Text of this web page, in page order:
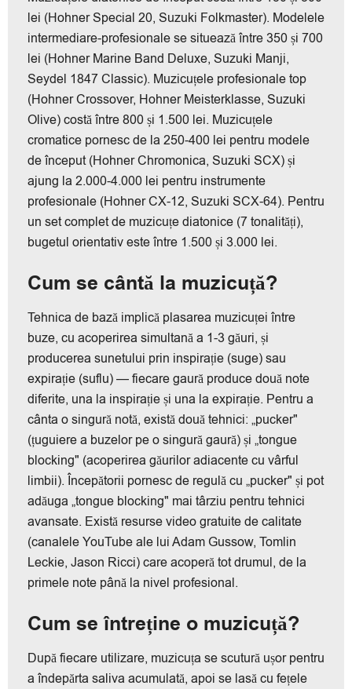
lei (Hohner Special 20, Suzuki Folkmaster). Modelele
intermediare-profesionale se situează între 350 și 700
lei (Hohner Marine Band Deluxe, Suzuki Manji,
Seydel 1847 Classic). Muzicuțele profesionale top
(Hohner Crossover, Hohner Meisterklasse, Suzuki
Olive) costă între 800 și 1.500 lei. Muzicuțele
cromatice pornesc de la 250-400 lei pentru modele
de început (Hohner Chromonica, Suzuki SCX) și
ajung la 2.000-4.000 lei pentru instrumente
profesionale (Hohner CX-12, Suzuki SCX-64). Pentru
un set complet de muzicuțe diatonice (7 tonalități),
bugetul orientativ este între 1.500 și 3.000 lei.
Cum se cântă la muzicuță?
Tehnica de bază implică plasarea muzicuței între
buze, cu acoperirea simultană a 1-3 găuri, și
producerea sunetului prin inspirație (suge) sau
expirație (suflu) — fiecare gaură produce două note
diferite, una la inspirație și una la expirație. Pentru a
cânta o singură notă, există două tehnici: „pucker"
(țuguiere a buzelor pe o singură gaură) și „tongue
blocking" (acoperirea găurilor adiacente cu vârful
limbii). Începătorii pornesc de regulă cu „pucker" și pot
adăuga „tongue blocking" mai târziu pentru tehnici
avansate. Există resurse video gratuite de calitate
(canalele YouTube ale lui Adam Gussow, Tomlin
Leckie, Jason Ricci) care acoperă tot drumul, de la
primele note până la nivel profesional.
Cum se întreține o muzicuță?
După fiecare utilizare, muzicuța se scutură ușor pentru
a îndepărta saliva acumulată, apoi se lasă cu fețele